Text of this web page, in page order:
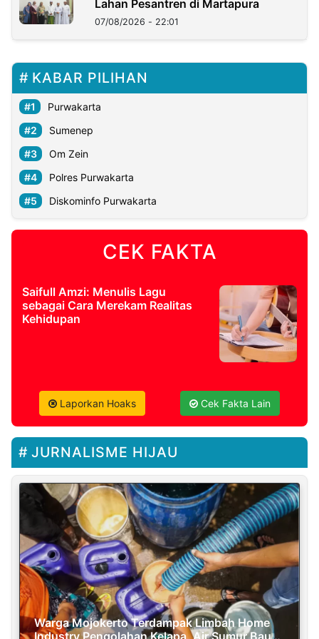
Lahan Pesantren di Martapura
07/08/2026 - 22:01
KABAR PILIHAN
Purwakarta
Sumenep
Om Zein
Polres Purwakarta
Diskominfo Purwakarta
CEK FAKTA
Saifull Amzi: Menulis Lagu
sebagai Cara Merekam Realitas
Kehidupan
Laporkan Hoaks Cek Fakta Lain
JURNALISME HIJAU
Warga Mojokerto Terdampak Limbah Home
Industry Pengolahan Kelapa, Air Sumur Bau